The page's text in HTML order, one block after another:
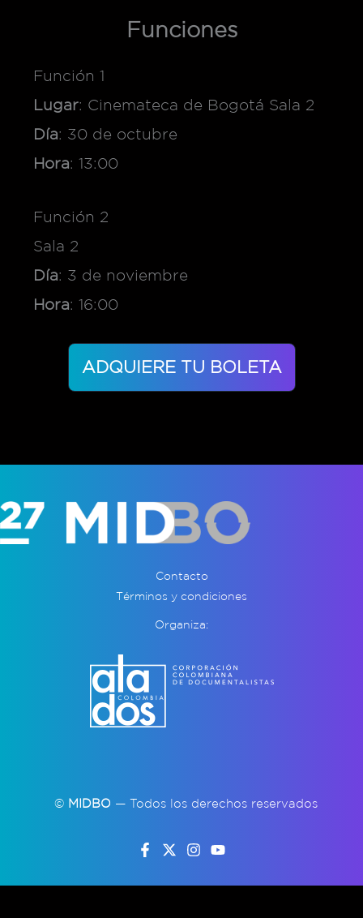
Funciones
Función 1
Lugar: Cinemateca de Bogotá Sala 2
Día: 30 de octubre
Hora: 13:00
Función 2
Sala 2
Día: 3 de noviembre
Hora: 16:00
ADQUIERE TU BOLETA
Contacto
Términos y condiciones
Organiza:
© MIDBO — Todos los derechos reservados